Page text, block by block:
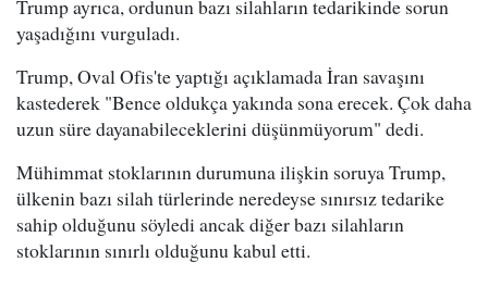
Trump ayrıca, ordunun bazı silahların tedarikinde sorun
yaşadığını vurguladı.
Trump, Oval Ofis'te yaptığı açıklamada İran savaşını
kastederek "Bence oldukça yakında sona erecek. Çok daha
uzun süre dayanabileceklerini düşünmüyorum" dedi.
Mühimmat stoklarının durumuna ilişkin soruya Trump,
ülkenin bazı silah türlerinde neredeyse sınırsız tedarike
sahip olduğunu söyledi ancak diğer bazı silahların
stoklarının sınırlı olduğunu kabul etti.